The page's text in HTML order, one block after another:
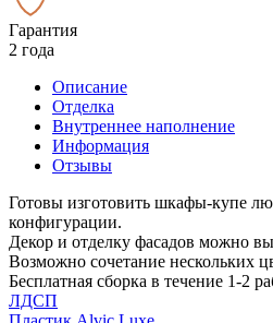
Гарантия
2 года
Описание
Отделка
Внутреннее наполнение
Информация
Отзывы
Готовы изготовить шкафы-купе
конфигурации.
Декор и отделку фасадов можно
Возможно сочетание нескольких
Бесплатная сборка в течение 1-2
ЛДСП